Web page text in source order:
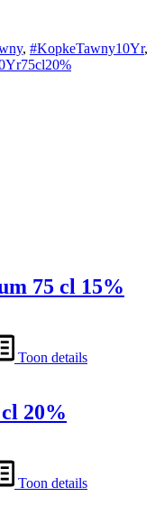
, #KopkeTawny10Yr,
75 cl 15%
Toon details
20%
Toon details